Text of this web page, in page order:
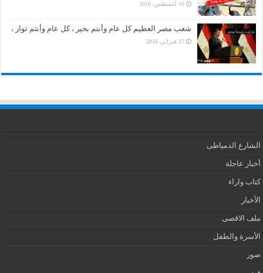
10 أغسطس، 2016
شعب مصر العظيم كل عام وأنتم بخير ، كل عام وأنتم ثوار ،
27 فبراير، 2016
الشارع الدمياطى
أخبار عاجلة
كتاب واراء
الأخبار
ملف الاقصى
الأسرة والطفل
صور